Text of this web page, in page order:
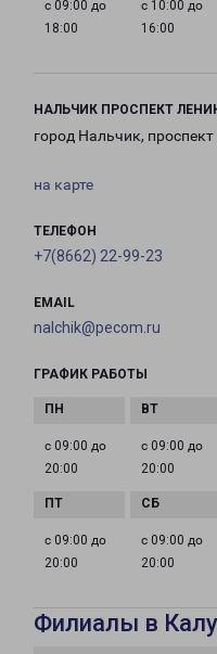
с 09:00 до
18:00
с 10:00 до
16:00
НАЛЬЧИК ПРОСПЕКТ
город Нальчик,
на карте
ТЕЛЕФОН
+7(8662) 22-99-23
EMAIL
nalchik@pecom.ru
ГРАФИК РАБОТЫ
с 09:00 до
20:00
с 09:00 до
20:00
с 09:00 до
20:00
с 09:00 до
20:00
Филиалы в